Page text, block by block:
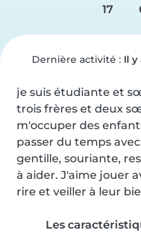
17
Dernière activité : Il y
je suis étudiante et
trois frères et deux
m'occuper des
passer du temps
gentille, souriante,
à aider. J'aime jouer
rire et veiller à leur
Les